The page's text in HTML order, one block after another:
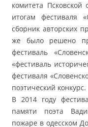
комитета
итогам фестиваля
сборник авторских
же было решено
фестиваль
«фестиваль
фестиваля
поэтический конкурс.
В 2014 году
памяти поэта
пожаре в одесском